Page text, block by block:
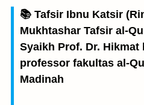
📚 Tafsir Ibnu Katsir
Mukhtashar Tafsir al-
Syaikh Prof. Dr.
professor fakultas al-
Madinah